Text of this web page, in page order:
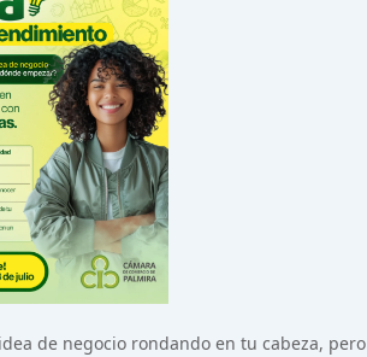
de negocio rondando en tu cabeza,